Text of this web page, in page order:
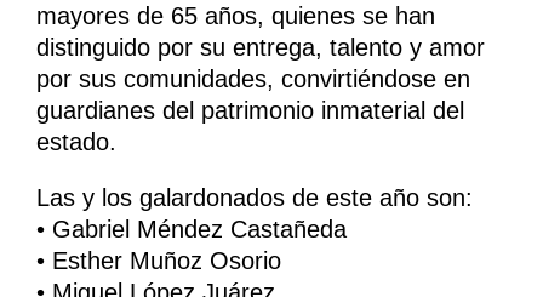
mayores de 65 años, quienes se han
distinguido por su entrega, talento y amor
por sus comunidades, convirtiéndose en
guardianes del patrimonio inmaterial del
estado.
Las y los galardonados de este año son:
• Gabriel Méndez Castañeda
• Esther Muñoz Osorio